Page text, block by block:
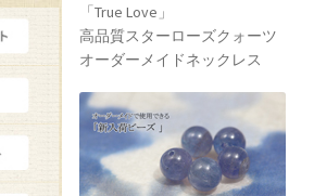
「True Love」
高品質スターローズクォーツ
オーダーメイドネックレス